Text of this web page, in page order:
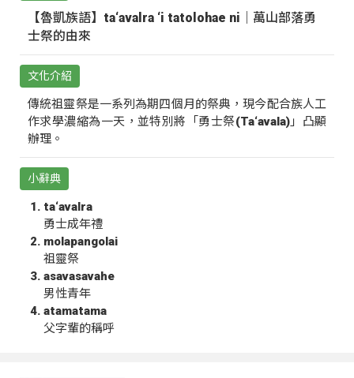
【魯凱族語】ta‘avalra ‘i tatolohae ni｜萬山部落勇
士祭的由來
文化介紹
傳統祖靈祭是一系列為期四個月的祭典，現今配合族人工
作求學濃縮為一天，並特別將「勇士祭(Ta‘avala)」凸顯
辦理。
小辭典
ta‘avalra
勇士成年禮
molapangolai
祖靈祭
asavasavahe
男性青年
atamatama
父字輩的稱呼